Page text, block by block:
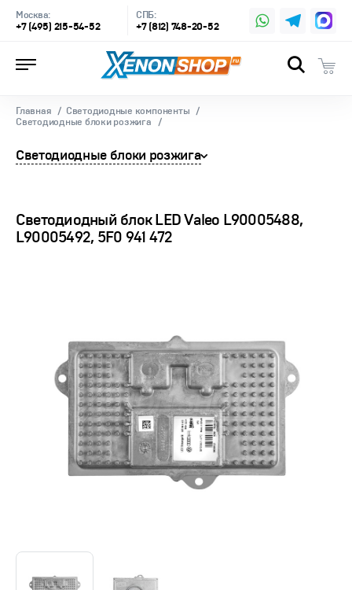
Москва:
+7 (495) 215-54-52
СПБ:
+7 (812) 748-20-52
Главная
Светодиодные компоненты
Светодиодные блоки розжига
Светодиодные блоки розжига
Светодиодный блок LED Valeo L90005488,
L90005492, 5F0 941 472